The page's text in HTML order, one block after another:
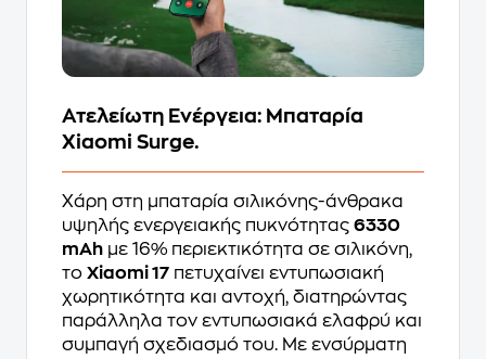
Ατελείωτη Ενέργεια: Μπαταρία
Xiaomi Surge.
Χάρη στη μπαταρία σιλικόνης-άνθρακα
υψηλής ενεργειακής πυκνότητας 6330
mAh με 16% περιεκτικότητα σε σιλικόνη,
το Xiaomi 17 πετυχαίνει εντυπωσιακή
χωρητικότητα και αντοχή, διατηρώντας
παράλληλα τον εντυπωσιακά ελαφρύ και
συμπαγή σχεδιασμό του. Με ενσύρματη